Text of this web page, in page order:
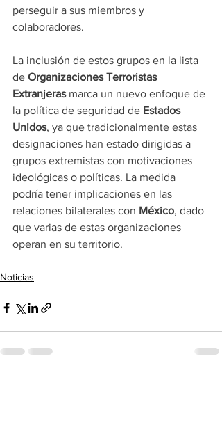
perseguir a sus miembros y
colaboradores.
La inclusión de estos grupos en la lista
de Organizaciones Terroristas
Extranjeras marca un nuevo enfoque de
la política de seguridad de Estados
Unidos, ya que tradicionalmente estas
designaciones han estado dirigidas a
grupos extremistas con motivaciones
ideológicas o políticas. La medida
podría tener implicaciones en las
relaciones bilaterales con México, dado
que varias de estas organizaciones
operan en su territorio.
Noticias